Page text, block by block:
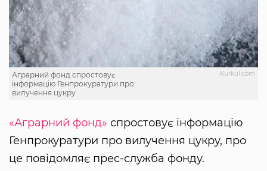
Kurkul.com
Аграрний фонд спростовує
інформацію Генпрокуратури про
вилучення цукру
«Аграрний фонд» спростовує інформацію
Генпрокуратури про вилучення цукру, про
це повідомляє прес-служба фонду.